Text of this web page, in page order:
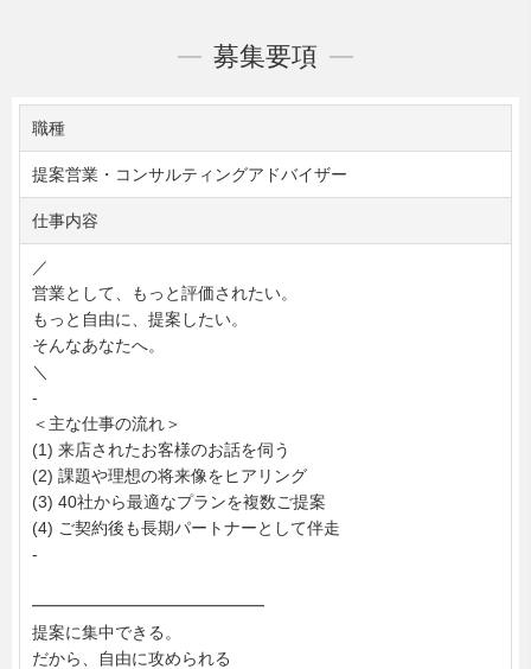
募集要項
職種
提案営業・コンサルティングアドバイザー
仕事内容
／
営業として、もっと評価されたい。
もっと自由に、提案したい。
そんなあなたへ。
＼
-
＜主な仕事の流れ＞
(1) 来店されたお客様のお話を伺う
(2) 課題や理想の将来像をヒアリング
(3) 40社から最適なプランを複数ご提案
(4) ご契約後も長期パートナーとして伴走
-
━━━━━━━━━━━━━━
提案に集中できる。
だから、自由に攻められる